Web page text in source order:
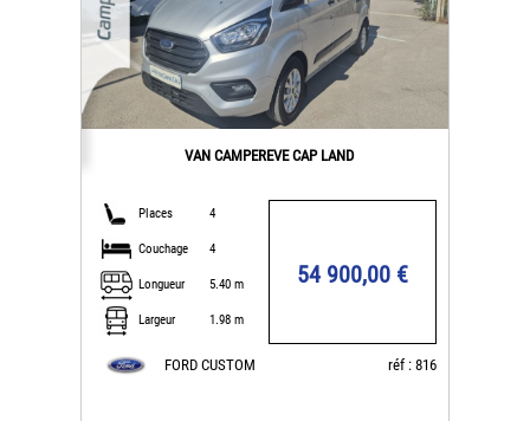
VAN CAMPEREVE CAP LAND
Places 4
Couchage 4
Longueur 5.40 m
Largeur 1.98 m
54 900,00 €
FORD CUSTOM réf : 816